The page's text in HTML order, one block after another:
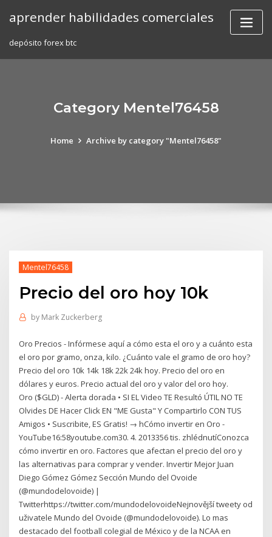
aprender habilidades comerciales
depósito forex btc
Category Mentel76458
Home Archive by category "Mentel76458"
Mentel76458
Precio del oro hoy 10k
by Mark Zuckerberg
Oro Precios - Infórmese aquí a cómo esta el oro y a cuánto esta
el oro por gramo, onza, kilo. ¿Cuánto vale el gramo de oro hoy?
Precio del oro 10k 14k 18k 22k 24k hoy. Precio del oro en
dólares y euros. Precio actual del oro y valor del oro hoy.
Oro ($GLD) - Alerta dorada • SI EL Video TE Resultó ÚTIL NO TE
Olvides DE Hacer Click EN "ME Gusta" Y Compartirlo CON TUS
Amigos • Suscribite, ES Gratis! → hCómo invertir en Oro -
YouTube16:58youtube.com30. 4. 2013356 tis. zhlédnutíConozca
cómo invertir en oro. Factores que afectan el precio del oro y
las alternativas para comprar y vender. Invertir Mejor Juan
Diego Gómez Gómez Sección Mundo del Ovoide
(@mundodelovoide) |
Twitterhttps://twitter.com/mundodelovoideNejnovější tweety od
uživatele Mundo del Ovoide (@mundodelovoide). Lo mas
destacado del football colegial de México y de la NCAA en